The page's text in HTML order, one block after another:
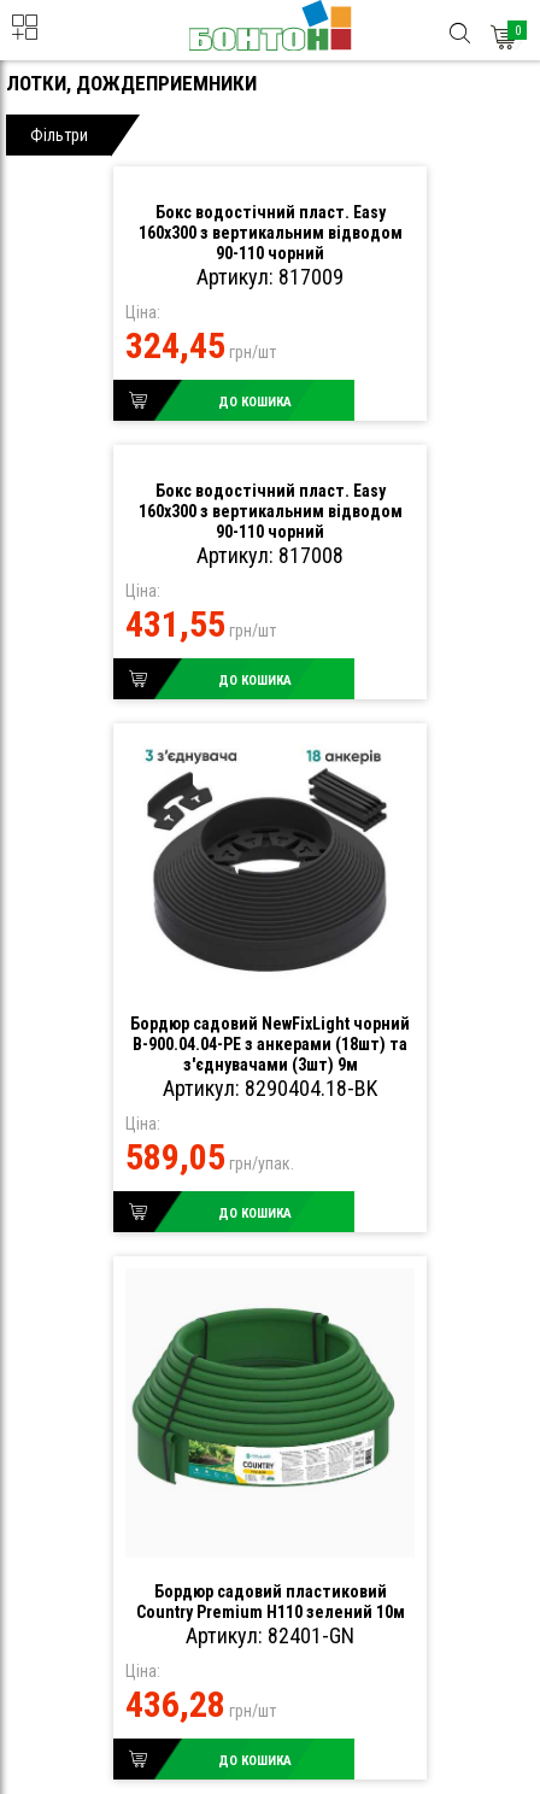
0
Фільтри
ЛОТКИ, ДОЖДЕПРИЕМНИКИ
Бокс водостічний пласт. Easy
160х300 з вертикальним відводом
90-110 чорний
Артикул: 817009
Ціна:
324,45 грн/шт
ДО КОШИКА
Бокс водостічний пласт. Easy
160х300 з вертикальним відводом
90-110 чорний
Артикул: 817008
Ціна:
431,55 грн/шт
ДО КОШИКА
Бордюр садовий NewFixLight чорний
B-900.04.04-PE з анкерами (18шт) та
з'єднувачами (3шт) 9м
Артикул: 8290404.18-BK
Ціна:
589,05 грн/упак.
ДО КОШИКА
Бордюр садовий пластиковий
Country Premium H110 зелений 10м
Артикул: 82401-GN
Ціна:
436,28 грн/шт
ДО КОШИКА